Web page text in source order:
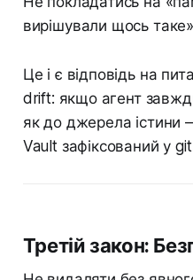
вирішували щось
Це і є відповідь на
drift: якщо агент
як до джерела істини
Vault зафіксований у
Третій закон: